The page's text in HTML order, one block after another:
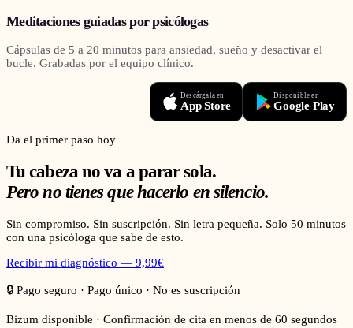
Meditaciones guiadas por psicólogas
Cápsulas de 5 a 20 minutos para ansiedad, sueño y desactivar el
bucle. Grabadas por el equipo clínico.
Descárgala en
App Store
Disponible en
Google Play
Da el primer paso hoy
Tu cabeza no va a parar sola.
Pero no tienes que hacerlo en silencio.
Sin compromiso. Sin suscripción. Sin letra pequeña. Solo 50 minutos
con una psicóloga que sabe de esto.
Recibir mi diagnóstico — 9,99€
🔒 Pago seguro · Pago único · No es suscripción
Bizum disponible · Confirmación de cita en menos de 60 segundos